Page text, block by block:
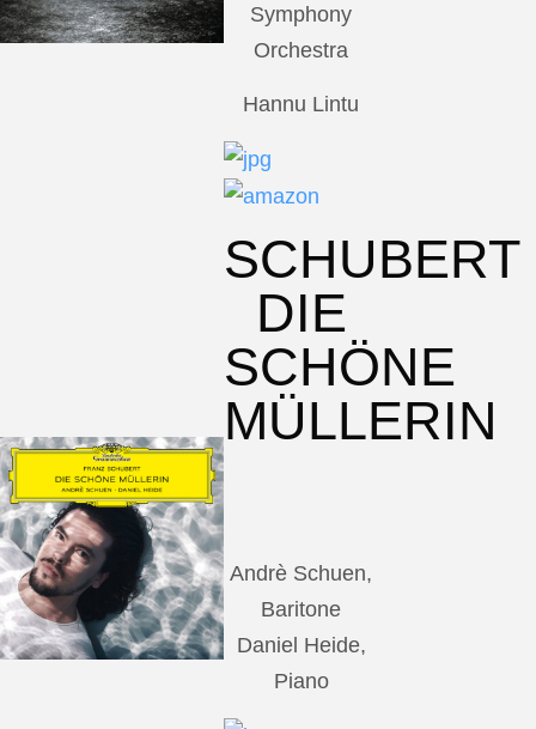
Symphony
Orchestra
Hannu Lintu
SCHUBERT
DIE
SCHÖNE
MÜLLERIN
Andrè Schuen,
Baritone
Daniel Heide,
Piano